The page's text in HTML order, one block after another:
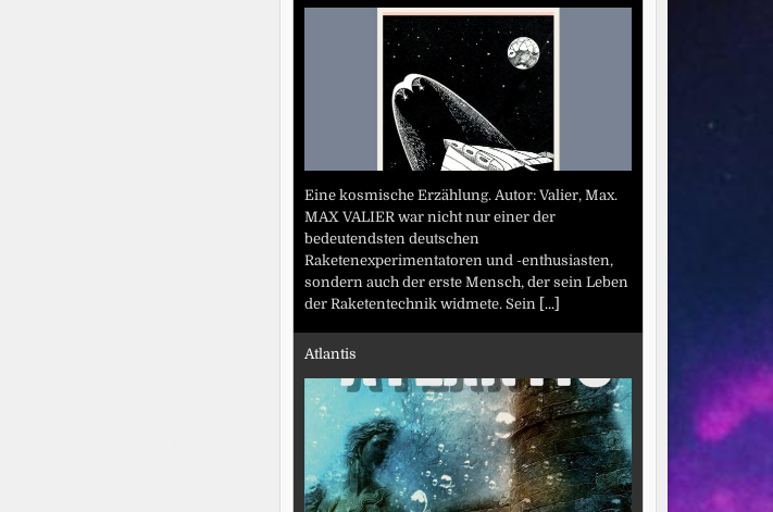
Eine kosmische Erzählung. Autor: Valier, Max.
MAX VALIER war nicht nur einer der
bedeutendsten deutschen
Raketenexperimentatoren und -enthusiasten,
sondern auch der erste Mensch, der sein Leben
der Raketentechnik widmete. Sein [...]
Atlantis